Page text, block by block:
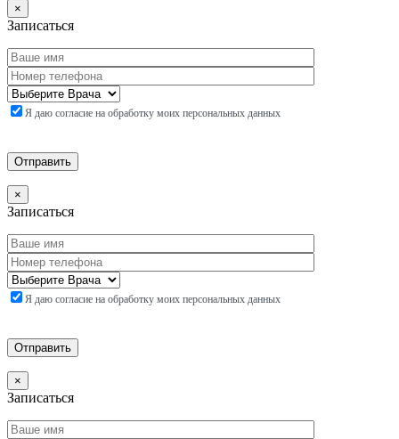
×
Записаться
Я даю согласие на обработку моих персональных данных
×
Записаться
Я даю согласие на обработку моих персональных данных
×
Записаться